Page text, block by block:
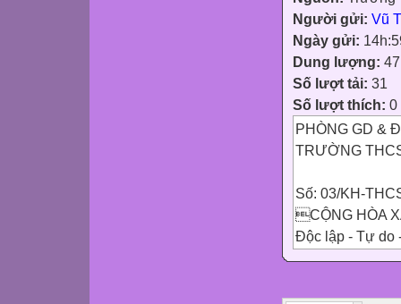
Người gửi: Vũ
Ngày gửi:
Dung lượng:
Số lượt tải: 31
Số lượt thích: 0
PHÒNG GD &
TRƯỜNG
Số: 03/KH-
CỘNG HÒA
Độc lập - Tự do
